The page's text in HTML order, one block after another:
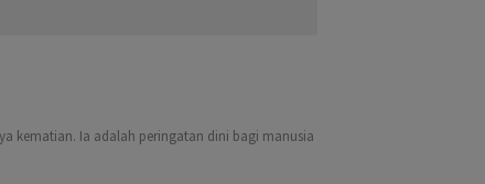
kematian. Ia adalah peringatan dini bagi manusia